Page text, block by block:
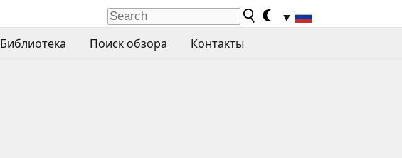
▼
Библиотека Поиск обзора Контакты